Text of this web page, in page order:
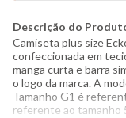
Descrição do
Camiseta plus size
confeccionada em
manga curta e barra
o logo da marca. A
Tamanho G1 é
referente ao tamanho